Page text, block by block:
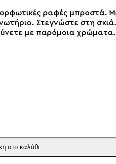
ραφές
Στεγνώστε στη
με παρόμοια χρώματα.
στο καλάθι